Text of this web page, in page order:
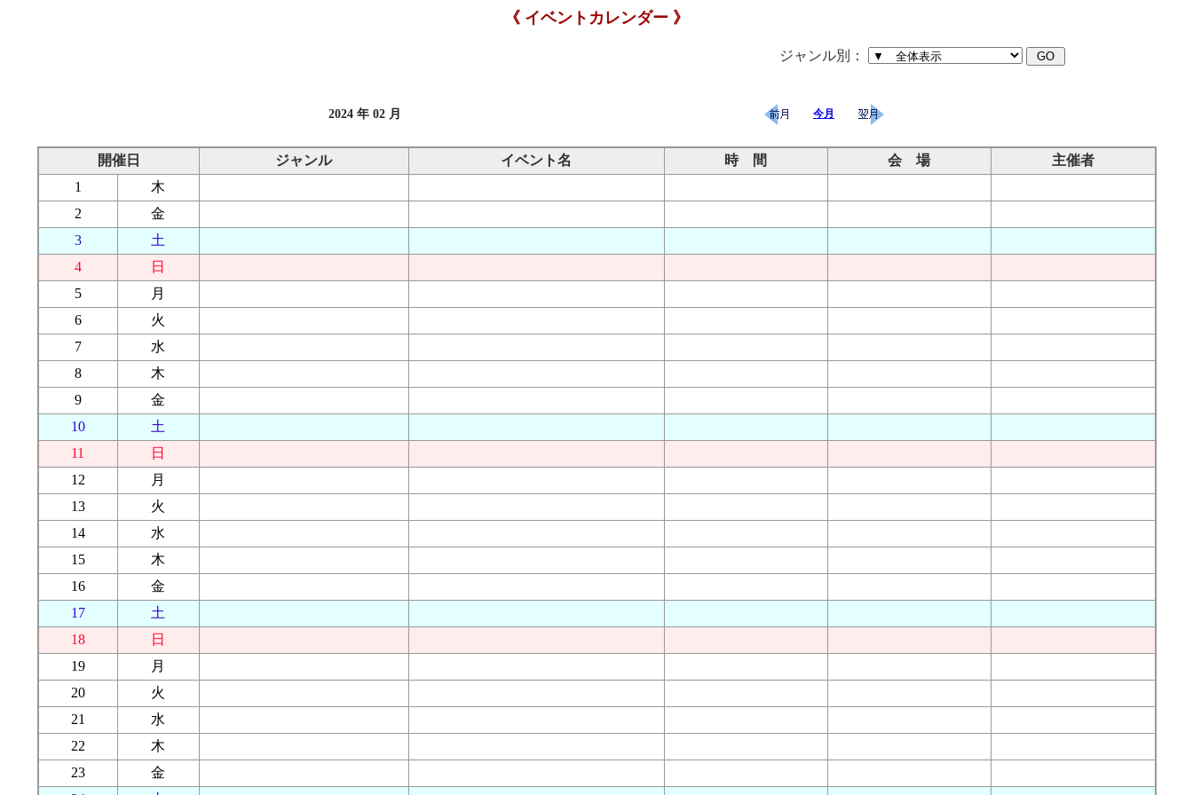
《 イベントカレンダー 》
ジャンル別：
2024 年 02 月 今月
開催日 ジャンル イベント名 時 間 会 場
主催者
1
木
2
金
3
土
4
日
5
月
6
火
7
水
8
木
9
金
10
土
11
日
12
月
13
火
14
水
15
木
16
金
17
土
18
日
19
月
20
火
21
水
22
木
23
金